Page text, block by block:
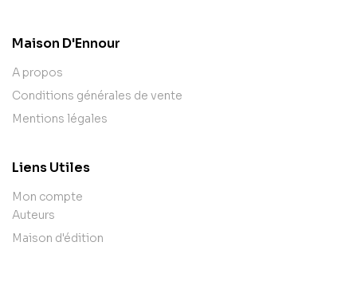
Maison D'Ennour
A propos
Conditions générales de vente
Mentions légales
Liens Utiles
Mon compte
Auteurs
Maison d'édition